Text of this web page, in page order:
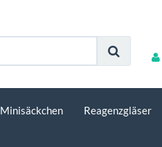
Minisäckchen Reagenzgläser